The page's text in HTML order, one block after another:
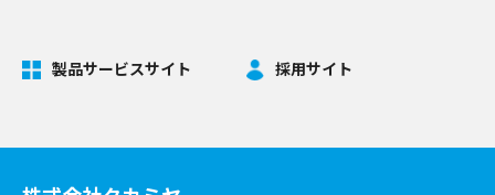
製品サービスサイト 採用サイト